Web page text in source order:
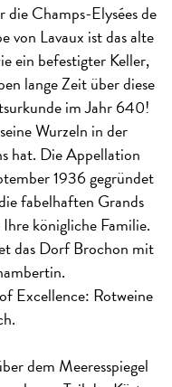
Champs-Elysées de
von Lavaux ist das alte
ein befestigter Keller,
lange Zeit über diese
im Jahr 640!
Wurzeln in der
hat. Die Appellation
1936 gegründet
fabelhaften Grands
königliche Familie.
das Dorf Brochon mit
Excellence: Rotweine
dem Meeresspiegel